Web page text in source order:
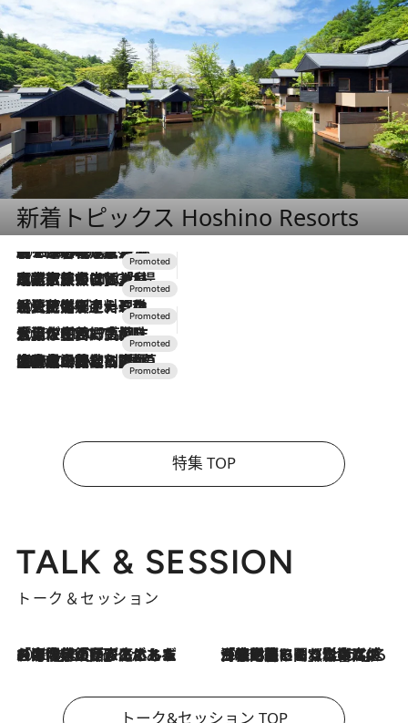
新着トピックス Hoshino Resorts
2026.8.7
【トンボの足水浴】ヒノキの香りに包まれて涼感マックス！約13℃の湧水かけ流しを避暑地「星野温泉 トンボの湯」で体験
2026.7.31
【ホテル帰省】という選択肢をOMOが提案。家族とほどよい距離を保つには「昼は実家、夜は気兼ねなくホテルで！」
2026.7.24
【夏限定ディナーコース】旬を迎える稚鮎や花ズッキーニなどをイタリア・トスカーナの郷土料理の手法で満喫！
2026.7.17
「土佐和ハーブかき氷」がOMO7高知に登場！生姜、山椒、大葉など目にも舌にも涼を呼ぶ郷土の味
2026.7.10
NEW OPEN！【界 草津】名湯の地に誕生。趣の異なる2種の温泉と上州ならではの会席・蕎麦割烹など美食を味わう究極の癒やし旅
特集 TOP
TALK & SESSION
トーク＆セッション
2026.8.3
「今後値上げがあるとすれば…」「リスクがあるのは今年の冬」エネルギー専門家が語る、ホルムズ海峡封鎖が家庭にもたらす“ある心配” 2026.8.3
「住宅建てられない…」「サーチャージ料の高値が続いている」ホルムズ海峡封鎖による影響はいつまで続く？《エネルギー専門家に聞く“どうなる日本の暮らし”》
トーク&セッション TOP